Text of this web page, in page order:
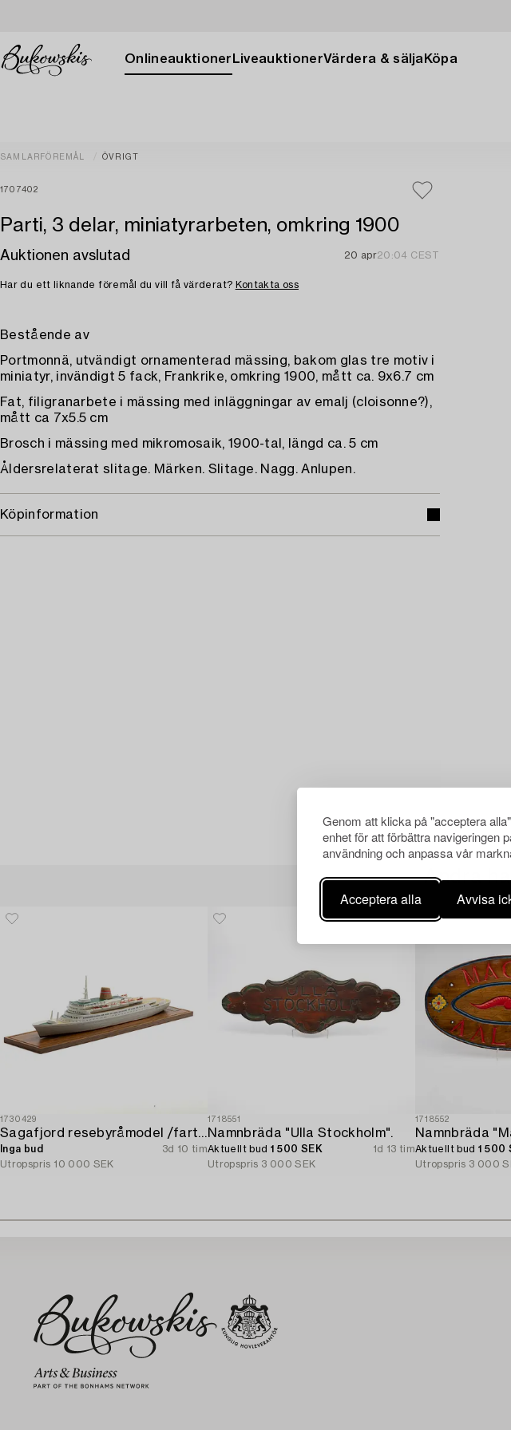
Genom att klicka på "acceptera
enhet för att förbättra navigeringen
användning och anpassa vår
Acceptera alla Avvisa
Onlineauktioner LiveauktionerVärdera & sälja Köpa
SAMLARFÖREMÅL ÖVRIGT
1707402
Parti, 3 delar, miniatyrarbeten, omkring 1900
Auktionen avslutad 20 apr20:04 CEST
Har du ett liknande föremål du vill få värderat? Kontakta oss
Bestående av
Portmonnä, utvändigt ornamenterad mässing, bakom glas tre motiv i
miniatyr, invändigt 5 fack, Frankrike, omkring 1900, mått ca. 9x6.7 cm
Fat, filigranarbete i mässing med inläggningar av emalj (cloisonne?),
mått ca 7x5.5 cm
Brosch i mässing med mikromosaik, 1900-tal, längd ca. 5 cm
Åldersrelaterat slitage. Märken. Slitage. Nagg. Anlupen.
Köpinformation
Andra
1730429
Sagafjord resebyråmodel /fartygsmodel.
Inga bud
3d 10 tim
Utropspris 10 000 SEK
1718551
Namnbräda "Ulla Stockholm".
Aktuellt bud 1 500 SEK
1d 13 tim
Utropspris 3 000 SEK
1718552
Aktuellt bud 1 500
Utropspris 3 000